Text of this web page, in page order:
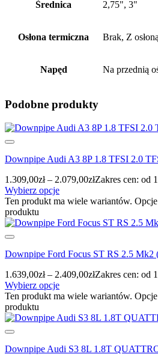
Średnica 2,75", 3"
Osłona termiczna Brak, Z
Napęd Na przednią
Podobne produkty
Downpipe Audi A3 8P 1.8 TFSI 2.0
1.309,00zł – 2.079,00złZakres cen: od
Wybierz opcje
Ten produkt ma wiele wariantów.
produktu
Downpipe Ford Focus ST RS 2.5 Mk2
1.639,00zł – 2.409,00złZakres cen: od
Wybierz opcje
Ten produkt ma wiele wariantów.
produktu
Downpipe Audi S3 8L 1.8T